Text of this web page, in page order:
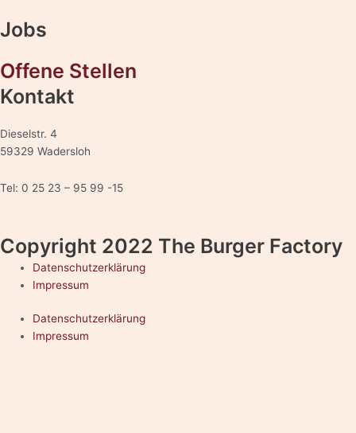
Jobs
Offene Stellen
Kontakt
Dieselstr. 4
59329 Wadersloh
Tel: 0 25 23 – 95 99 -15
Copyright 2022 The Burger Factory
Datenschutzerklärung
Impressum
Datenschutzerklärung
Impressum